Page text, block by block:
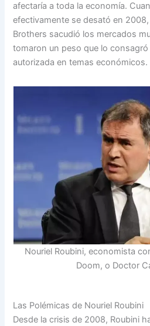
afectaría a toda la economía.
efectivamente se desató en
Brothers sacudió los mercados
tomaron un peso que lo
autorizada en temas económicos.
Nouriel Roubini, economista
Doom, o Doctor
Las Polémicas de Nouriel Roubini
Desde la crisis de 2008, Roubini